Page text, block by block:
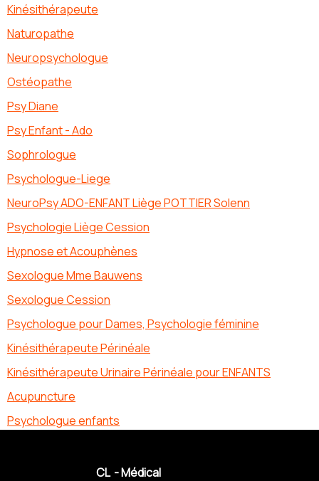
Kinésithérapeute
Naturopathe
Neuropsychologue
Ostéopathe
Psy Diane
Psy Enfant - Ado
Sophrologue
Psychologue-Liege
NeuroPsy ADO-ENFANT Liège POTTIER Solenn
Psychologie Liège Cession
Hypnose et Acouphènes
Sexologue Mme Bauwens
Sexologue Cession
Psychologue pour Dames, Psychologie féminine
Kinésithérapeute Périnéale
Kinésithérapeute Urinaire Périnéale pour ENFANTS
Acupuncture
Psychologue enfants
CL - Médical